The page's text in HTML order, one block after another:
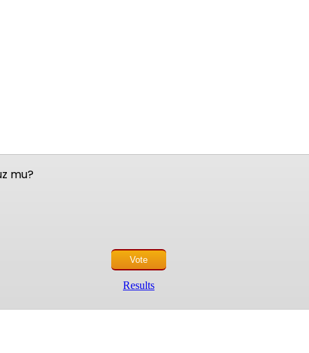
mu?
Results